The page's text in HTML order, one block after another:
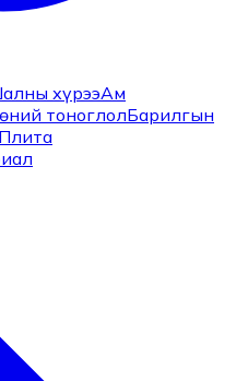
хүрээАм
тоноглолБарилгын
Плита